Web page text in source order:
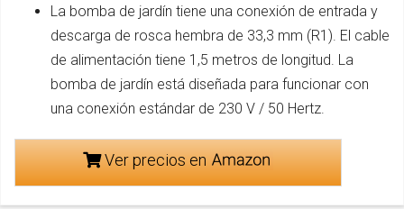
La bomba de jardín tiene una conexión de entrada y
descarga de rosca hembra de 33,3 mm (R1). El cable
de alimentación tiene 1,5 metros de longitud. La
bomba de jardín está diseñada para funcionar con
una conexión estándar de 230 V / 50 Hertz.
Ver precios en